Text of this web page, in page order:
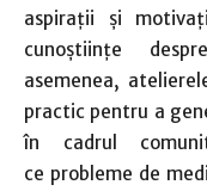
aspirații și
cunoștiințe
asemenea,
practic pentru a
în cadrul
ce probleme de